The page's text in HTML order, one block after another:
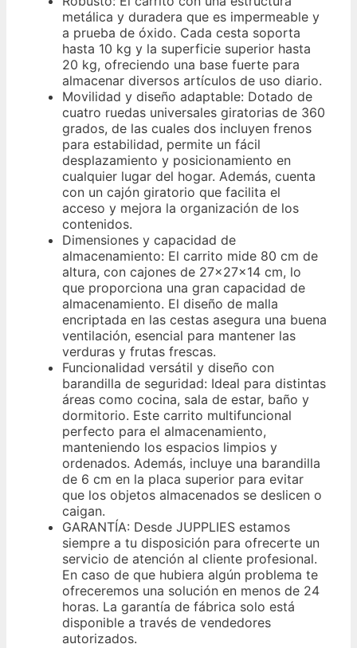
metálica y duradera que es impermeable y
a prueba de óxido. Cada cesta soporta
hasta 10 kg y la superficie superior hasta
20 kg, ofreciendo una base fuerte para
almacenar diversos artículos de uso diario.
Movilidad y diseño adaptable: Dotado de
cuatro ruedas universales giratorias de 360
grados, de las cuales dos incluyen frenos
para estabilidad, permite un fácil
desplazamiento y posicionamiento en
cualquier lugar del hogar. Además, cuenta
con un cajón giratorio que facilita el
acceso y mejora la organización de los
contenidos.
Dimensiones y capacidad de
almacenamiento: El carrito mide 80 cm de
altura, con cajones de 27x27x14 cm, lo
que proporciona una gran capacidad de
almacenamiento. El diseño de malla
encriptada en las cestas asegura una buena
ventilación, esencial para mantener las
verduras y frutas frescas.
Funcionalidad versátil y diseño con
barandilla de seguridad: Ideal para distintas
áreas como cocina, sala de estar, baño y
dormitorio. Este carrito multifuncional
perfecto para el almacenamiento,
manteniendo los espacios limpios y
ordenados. Además, incluye una barandilla
de 6 cm en la placa superior para evitar
que los objetos almacenados se deslicen o
caigan.
GARANTÍA: Desde JUPPLIES estamos
siempre a tu disposición para ofrecerte un
servicio de atención al cliente profesional.
En caso de que hubiera algún problema te
ofreceremos una solución en menos de 24
horas. La garantía de fábrica solo está
disponible a través de vendedores
autorizados.